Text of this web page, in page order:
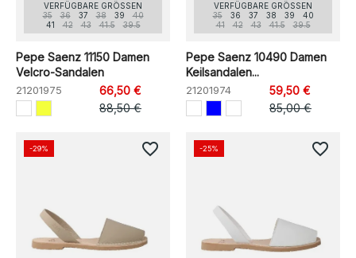
VERFÜGBARE GRÖSSEN
35
36 37 38 39
40
41
42 43 41.5 39.5
Pepe Saenz 11150 Damen
Velcro-Sandalen
21201975
66,50 €
88,50 €
VERFÜGBARE GRÖSSEN
35
36 37 38 39
40
41
42 43 41.5 39.5
Pepe Saenz 10490 Damen
Keilsandalen...
21201974
59,50 €
85,00 €
-29% favorite_border -25% favorite_border